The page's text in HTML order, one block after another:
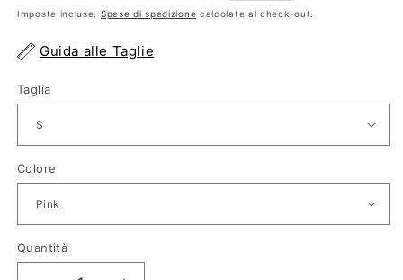
di
scontato
Imposte incluse. Spese di spedizione calcolate al check-out.
Guida alle Taglie
Taglia
Colore
Quantità